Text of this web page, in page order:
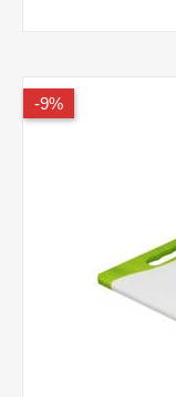
9%-